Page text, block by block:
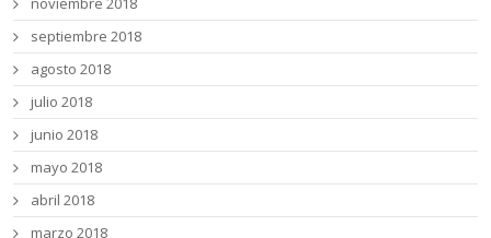
septiembre 2018
agosto 2018
julio 2018
junio 2018
mayo 2018
abril 2018
marzo 2018